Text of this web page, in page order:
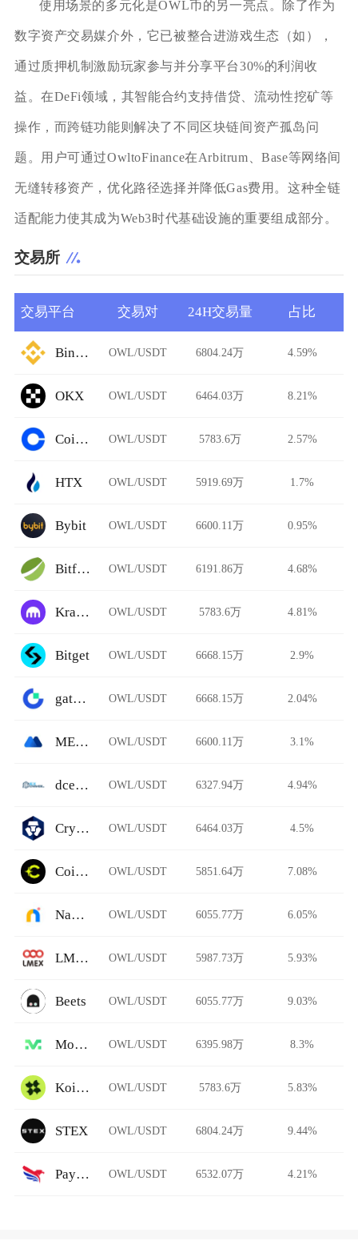
使用场景的多元化是OWL币的另一亮点。除了作为
数字资产交易媒介外，它已被整合进游戏生态（如），
通过质押机制激励玩家参与并分享平台30%的利润收
益。在DeFi领域，其智能合约支持借贷、流动性挖矿等
操作，而跨链功能则解决了不同区块链间资产孤岛问
题。用户可通过OwltoFinance在Arbitrum、Base等网络间
无缝转移资产，优化路径选择并降低Gas费用。这种全链
适配能力使其成为Web3时代基础设施的重要组成部分。
交易所
交易平台 交易对 24H交易量 占比
Binance OWL/USDT 6804.24万 4.59%
OKX OWL/USDT 6464.03万 8.21%
Coinbase OWL/USDT 5783.6万 2.57%
HTX OWL/USDT 5919.69万 1.7%
Bybit OWL/USDT 6600.11万 0.95%
Bitfinex OWL/USDT 6191.86万 4.68%
Kraken OWL/USDT 5783.6万 4.81%
Bitget OWL/USDT 6668.15万 2.9%
gate.io OWL/USDT 6668.15万 2.04%
MEXC Global OWL/USDT 6600.11万 3.1%
dcexchange OWL/USDT 6327.94万 4.94%
Crypto.com OWL/USDT 6464.03万 4.5%
Coinflare OWL/USDT 5851.64万 7.08%
Namebase OWL/USDT 6055.77万 6.05%
LMEX OWL/USDT 5987.73万 5.93%
Beets OWL/USDT 6055.77万 9.03%
Morgan OWL/USDT 6395.98万 8.3%
Koi Finance OWL/USDT 5783.6万 5.83%
STEX OWL/USDT 6804.24万 9.44%
PayBito OWL/USDT 6532.07万 4.21%